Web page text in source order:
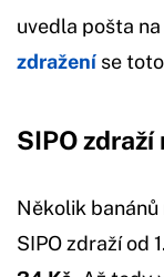
uvedla pošta
zdražení se
SIPO zdraží
Několik
SIPO zdraží od